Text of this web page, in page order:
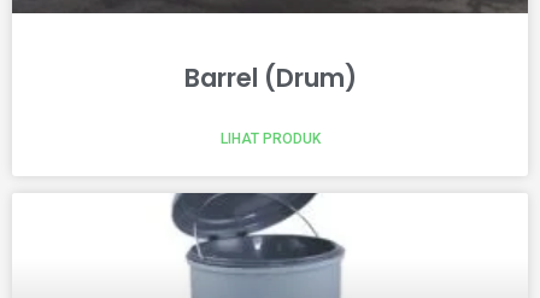
Barrel (Drum)
LIHAT PRODUK